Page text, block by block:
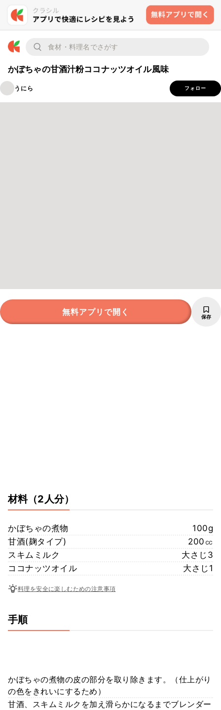
かぼちゃの甘酒汁粉ココナッツオイル風味
うにら フォロー
無料アプリで開く 保存
材料（2人分）
かぼちゃの煮物
100g
甘酒(麹タイプ)
200㏄
スキムミルク
大さじ3
ココナッツオイル
大さじ1
料理を安全に楽しむための注意事項
手順
かぼちゃの煮物の皮の部分を取り除きます。（仕上がり
の色をきれいにするため）
甘酒、スキムミルクを加え滑らかになるまでブレンダー